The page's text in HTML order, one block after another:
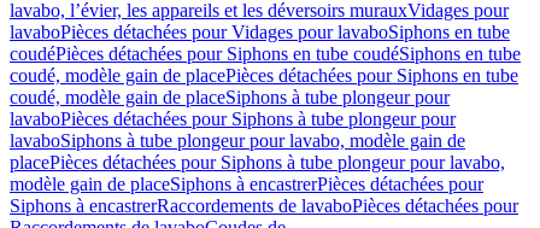
lavabo, l’évier, les appareils et les déversoirs murauxVidages pour
lavaboPièces détachées pour Vidages pour lavaboSiphons en tube
coudéPièces détachées pour Siphons en tube coudéSiphons en tube
coudé, modèle gain de placePièces détachées pour Siphons en tube
coudé, modèle gain de placeSiphons à tube plongeur pour
lavaboPièces détachées pour Siphons à tube plongeur pour
lavaboSiphons à tube plongeur pour lavabo, modèle gain de
placePièces détachées pour Siphons à tube plongeur pour lavabo,
modèle gain de placeSiphons à encastrerPièces détachées pour
Siphons à encastrerRaccordements de lavaboPièces détachées pour